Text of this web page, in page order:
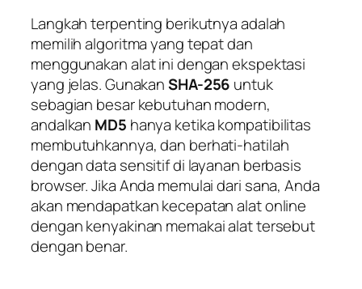
Langkah terpenting berikutnya adalah
memilih algoritma yang tepat dan
menggunakan alat ini dengan ekspektasi
yang jelas. GunakanSHA-256 untuk
sebagian besar kebutuhan modern,
andalkan MD5 hanya ketika kompatibilitas
membutuhkannya, dan berhati-hatilah
dengan data sensitif di layanan berbasis
browser. Jika Anda memulai dari sana, Anda
akan mendapatkan kecepatan alat online
dengan kenyakinan memakai alat tersebut
dengan benar.